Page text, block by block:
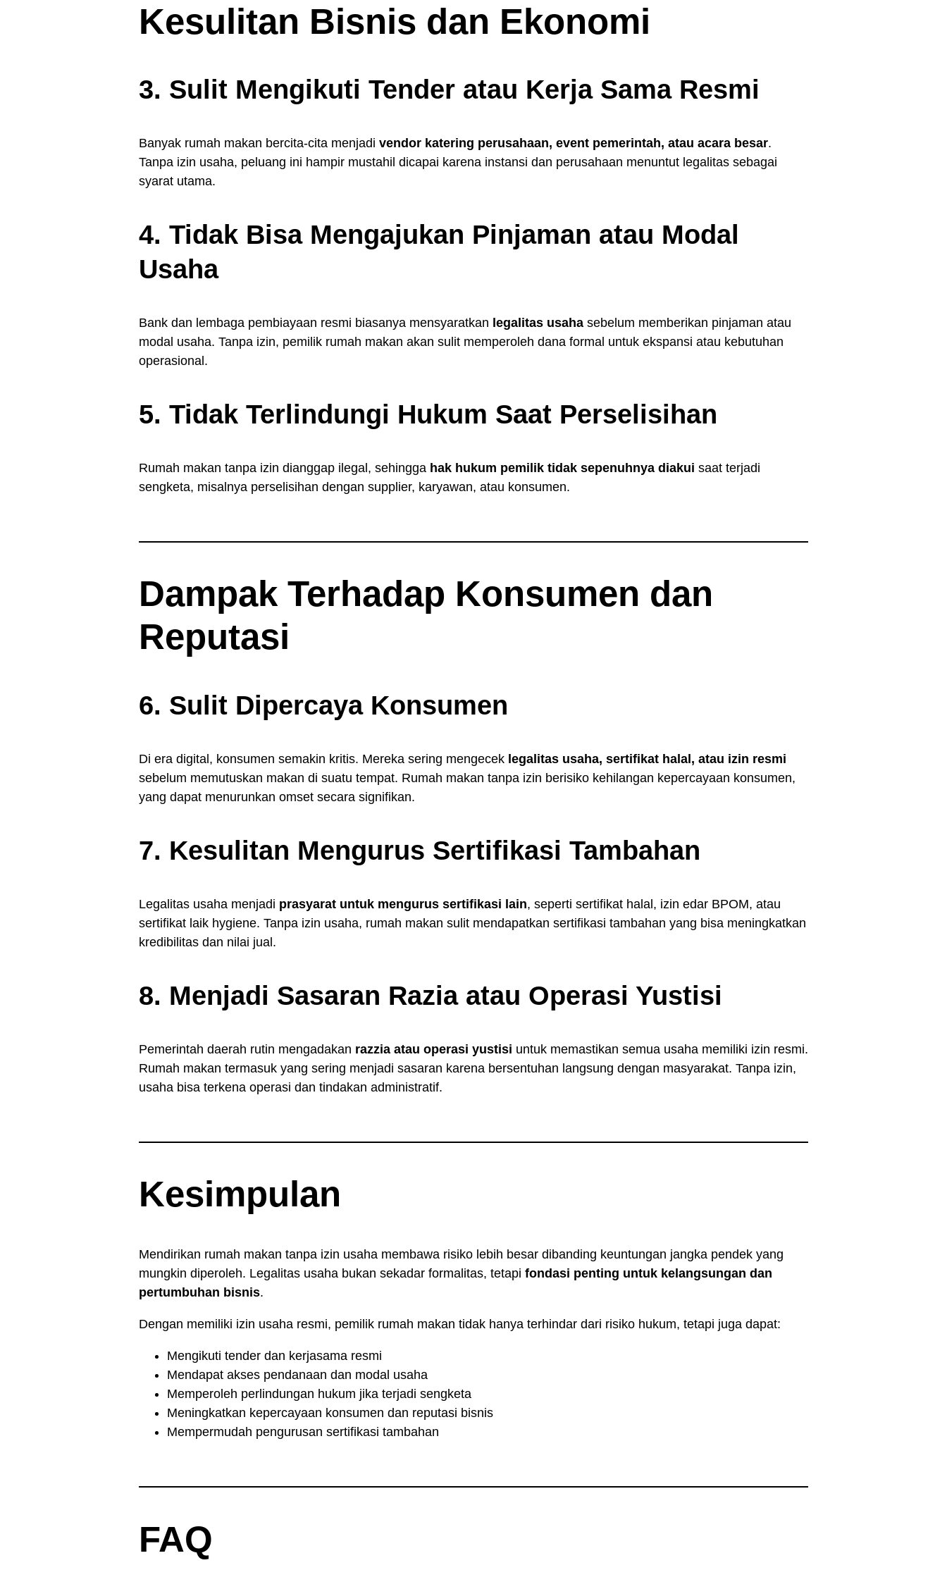
Kesulitan Bisnis dan Ekonomi
3. Sulit Mengikuti Tender atau Kerja Sama Resmi
Banyak rumah makan bercita-cita menjadi vendor katering perusahaan, event pemerintah, atau acara besar.
Tanpa izin usaha, peluang ini hampir mustahil dicapai karena instansi dan perusahaan menuntut legalitas sebagai
syarat utama.
4. Tidak Bisa Mengajukan Pinjaman atau Modal
Usaha
Bank dan lembaga pembiayaan resmi biasanya mensyaratkan legalitas usaha sebelum memberikan pinjaman atau
modal usaha. Tanpa izin, pemilik rumah makan akan sulit memperoleh dana formal untuk ekspansi atau kebutuhan
operasional.
5. Tidak Terlindungi Hukum Saat Perselisihan
Rumah makan tanpa izin dianggap ilegal, sehingga hak hukum pemilik tidak sepenuhnya diakui saat terjadi
sengketa, misalnya perselisihan dengan supplier, karyawan, atau konsumen.
Dampak Terhadap Konsumen dan
Reputasi
6. Sulit Dipercaya Konsumen
Di era digital, konsumen semakin kritis. Mereka sering mengecek legalitas usaha, sertifikat halal, atau izin resmi
sebelum memutuskan makan di suatu tempat. Rumah makan tanpa izin berisiko kehilangan kepercayaan konsumen,
yang dapat menurunkan omset secara signifikan.
7. Kesulitan Mengurus Sertifikasi Tambahan
Legalitas usaha menjadi prasyarat untuk mengurus sertifikasi lain, seperti sertifikat halal, izin edar BPOM, atau
sertifikat laik hygiene. Tanpa izin usaha, rumah makan sulit mendapatkan sertifikasi tambahan yang bisa meningkatkan
kredibilitas dan nilai jual.
8. Menjadi Sasaran Razia atau Operasi Yustisi
Pemerintah daerah rutin mengadakan razzia atau operasi yustisi untuk memastikan semua usaha memiliki izin resmi.
Rumah makan termasuk yang sering menjadi sasaran karena bersentuhan langsung dengan masyarakat. Tanpa izin,
usaha bisa terkena operasi dan tindakan administratif.
Kesimpulan
Mendirikan rumah makan tanpa izin usaha membawa risiko lebih besar dibanding keuntungan jangka pendek yang
mungkin diperoleh. Legalitas usaha bukan sekadar formalitas, tetapi fondasi penting untuk kelangsungan dan
pertumbuhan bisnis.
Dengan memiliki izin usaha resmi, pemilik rumah makan tidak hanya terhindar dari risiko hukum, tetapi juga dapat:
Mengikuti tender dan kerjasama resmi
Mendapat akses pendanaan dan modal usaha
Memperoleh perlindungan hukum jika terjadi sengketa
Meningkatkan kepercayaan konsumen dan reputasi bisnis
Mempermudah pengurusan sertifikasi tambahan
FAQ